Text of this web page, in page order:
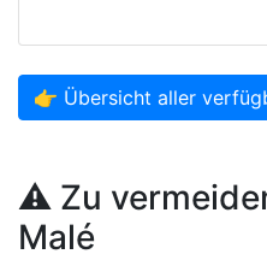
👉 Übersicht aller
⚠️ Zu
Malé